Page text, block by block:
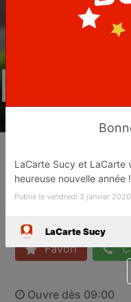
Web
Favori
Ouvre dès 09:00
LaCarte Sucy et LaCarte
heureuse nouvelle année !
Publié le vendredi 3 janvier
LaCarte Sucy